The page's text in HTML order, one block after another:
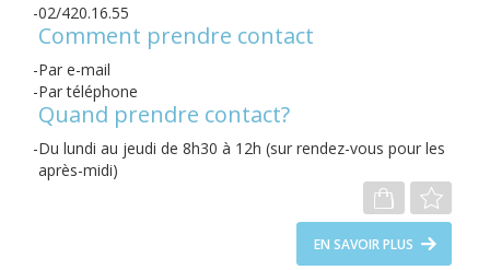
02/420.16.55
Comment prendre contact
Par e-mail
Par téléphone
Quand prendre contact?
Du lundi au jeudi de 8h30 à 12h (sur rendez-vous pour les
après-midi)
EN SAVOIR PLUS